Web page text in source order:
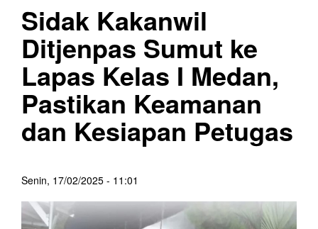
Sidak Kakanwil
Ditjenpas Sumut ke
Lapas Kelas I Medan,
Pastikan Keamanan
dan Kesiapan Petugas
Senin, 17/02/2025 - 11:01